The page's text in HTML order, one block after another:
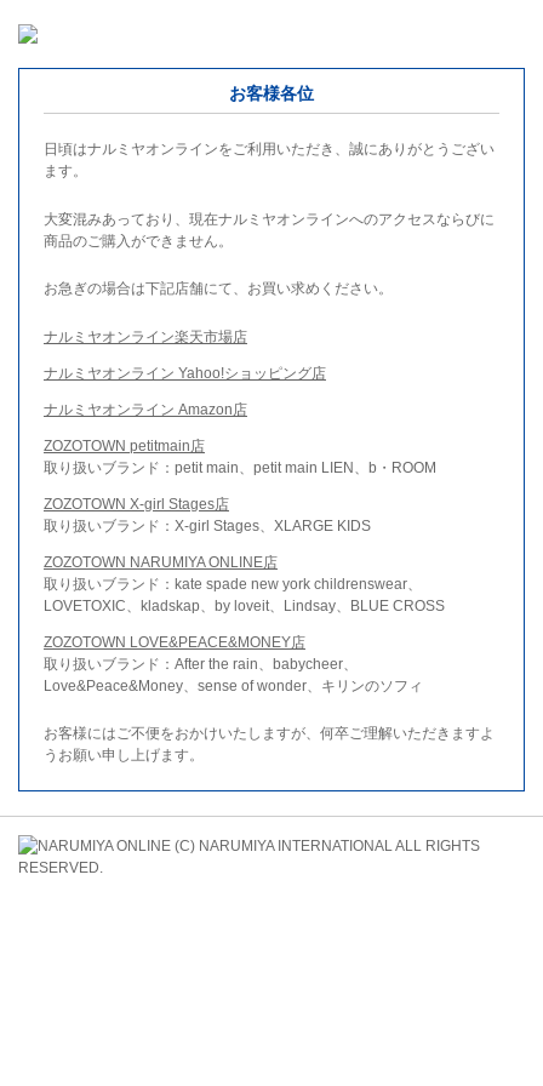
お客様各位
日頃はナルミヤオンラインをご利用いただき、誠にありがとうござい
ます。
大変混みあっており、現在ナルミヤオンラインへのアクセスならびに
商品のご購入ができません。
お急ぎの場合は下記店舗にて、お買い求めください。
ナルミヤオンライン楽天市場店
ナルミヤオンライン Yahoo!ショッピング店
ナルミヤオンライン Amazon店
ZOZOTOWN petitmain店
取り扱いブランド：petit main、petit main LIEN、b・ROOM
ZOZOTOWN X-girl Stages店
取り扱いブランド：X-girl Stages、XLARGE KIDS
ZOZOTOWN NARUMIYA ONLINE店
取り扱いブランド：kate spade new york childrenswear、
LOVETOXIC、kladskap、by loveit、Lindsay、BLUE CROSS
ZOZOTOWN LOVE&PEACE&MONEY店
取り扱いブランド：After the rain、babycheer、
Love&Peace&Money、sense of wonder、キリンのソフィ
お客様にはご不便をおかけいたしますが、何卒ご理解いただきますよ
うお願い申し上げます。